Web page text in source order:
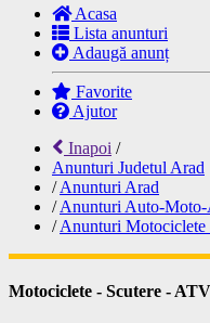
Acasa
Lista anunturi
Adaugă anunț
Favorite
Ajutor
Inapoi /
Anunturi Judetul Arad
/Anunturi Arad
/Anunturi Auto-
/Anunturi
Motociclete - Scutere -